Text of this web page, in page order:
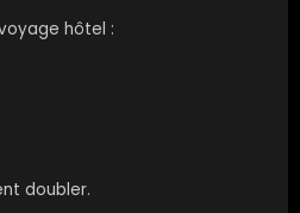
hôtel :
doubler.